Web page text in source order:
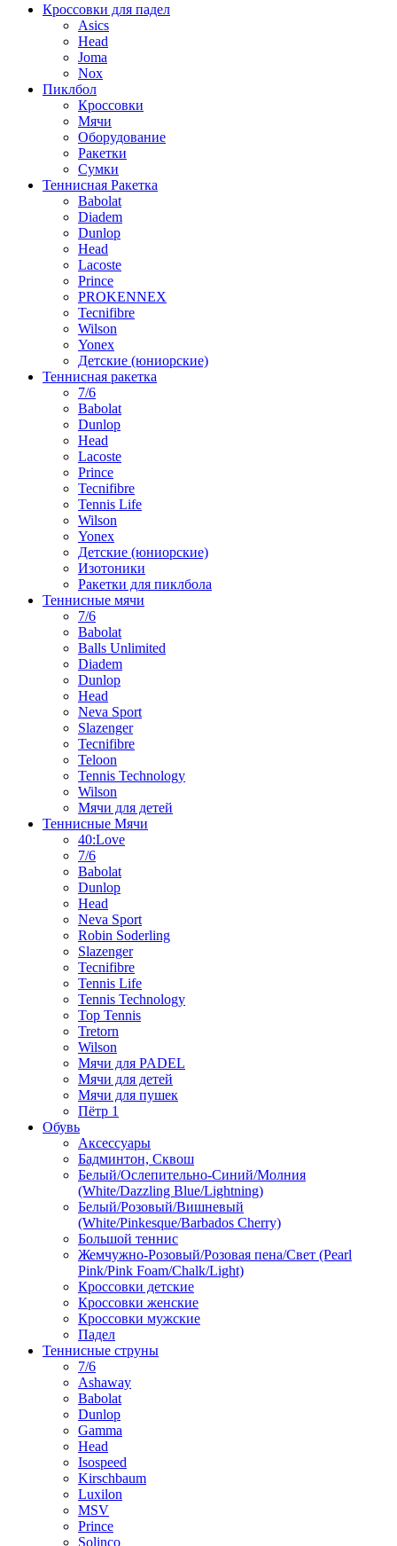
Кроссовки для падел
Asics
Head
Joma
Nox
Пиклбол
Кроссовки
Мячи
Оборудование
Ракетки
Сумки
Теннисная Ракетка
Babolat
Diadem
Dunlop
Head
Lacoste
Prince
PROKENNEX
Tecnifibre
Wilson
Yonex
Детские (юниорские)
Теннисная ракетка
7/6
Babolat
Dunlop
Head
Lacoste
Prince
Tecnifibre
Tennis Life
Wilson
Yonex
Детские (юниорские)
Изотоники
Ракетки для пиклбола
Теннисные мячи
7/6
Babolat
Balls Unlimited
Diadem
Dunlop
Head
Neva Sport
Slazenger
Tecnifibre
Teloon
Tennis Technology
Wilson
Мячи для детей
Теннисные Мячи
40:Love
7/6
Babolat
Dunlop
Head
Neva Sport
Robin Soderling
Slazenger
Tecnifibre
Tennis Life
Tennis Technology
Top Tennis
Tretorn
Wilson
Мячи для PADEL
Мячи для детей
Мячи для пушек
Пётр 1
Обувь
Аксессуары
Бадминтон, Сквош
Белый/Ослепительно-Синий/Молния
(White/Dazzling Blue/Lightning)
Белый/Розовый/Вишневый
(White/Pinkesque/Barbados Cherry)
Большой теннис
Жемчужно-Розовый/Розовая пена/Свет (Pearl
Pink/Pink Foam/Chalk/Light)
Кроссовки детские
Кроссовки женские
Кроссовки мужские
Падел
Теннисные струны
7/6
Ashaway
Babolat
Dunlop
Gamma
Head
Isospeed
Kirschbaum
Luxilon
MSV
Prince
Solinco